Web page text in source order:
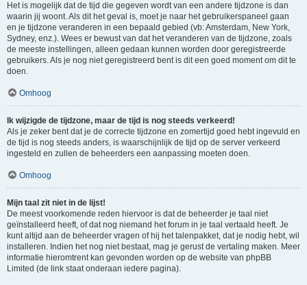
Het is mogelijk dat de tijd die gegeven wordt van een andere tijdzone is dan
waarin jij woont. Als dit het geval is, moet je naar het gebruikerspaneel gaan
en je tijdzone veranderen in een bepaald gebied (vb: Amsterdam, New York,
Sydney, enz.). Wees er bewust van dat het veranderen van de tijdzone, zoals
de meeste instellingen, alleen gedaan kunnen worden door geregistreerde
gebruikers. Als je nog niet geregistreerd bent is dit een goed moment om dit te
doen.
Omhoog
Ik wijzigde de tijdzone, maar de tijd is nog steeds verkeerd!
Als je zeker bent dat je de correcte tijdzone en zomertijd goed hebt ingevuld en
de tijd is nog steeds anders, is waarschijnlijk de tijd op de server verkeerd
ingesteld en zullen de beheerders een aanpassing moeten doen.
Omhoog
Mijn taal zit niet in de lijst!
De meest voorkomende reden hiervoor is dat de beheerder je taal niet
geïnstalleerd heeft, of dat nog niemand het forum in je taal vertaald heeft. Je
kunt altijd aan de beheerder vragen of hij het talenpakket, dat je nodig hebt, wil
installeren. Indien het nog niet bestaat, mag je gerust de vertaling maken. Meer
informatie hieromtrent kan gevonden worden op de website van phpBB
Limited (de link staat onderaan iedere pagina).